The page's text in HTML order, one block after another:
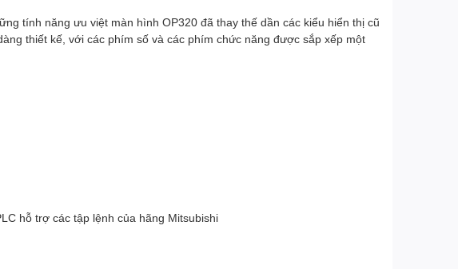
tính năng ưu việt màn hình OP320 đã thay thế dần các kiểu hiển thị cũ
thiết kế, với các phím số và các phím chức năng được sắp xếp một
hỗ trợ các tập lệnh của hãng Mitsubishi